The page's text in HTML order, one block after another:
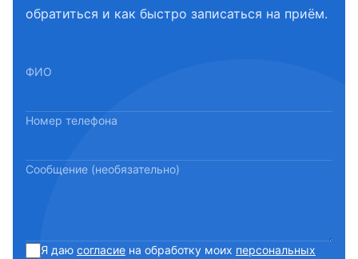
обратиться и как быстро записаться на приём.
ФИО
Номер телефона
Сообщение (необязательно)
Я даю согласие на обработку моих персональных